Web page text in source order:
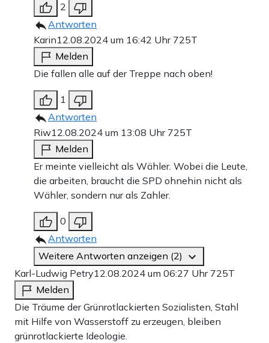
2
Antworten
Karin12.08.2024 um 16:42 Uhr 725T
Melden
Die fallen alle auf der Treppe nach oben!
1
Antworten
Riw12.08.2024 um 13:08 Uhr 725T
Melden
Er meinte vielleicht als Wähler. Wobei die Leute,
die arbeiten, braucht die SPD ohnehin nicht als
Wähler, sondern nur als Zahler.
0
Antworten
Weitere Antworten anzeigen (2)
Karl-Ludwig Petry12.08.2024 um 06:27 Uhr 725T
Melden
Die Träume der Grünrotlackierten Sozialisten, Stahl
mit Hilfe von Wasserstoff zu erzeugen, bleiben
grünrotlackierte Ideologie.